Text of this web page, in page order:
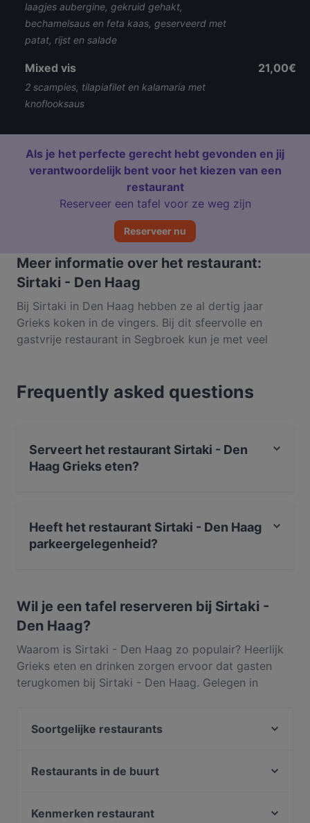
laagjes aubergine, gekruid gehakt,
bechamelsaus en feta kaas, geserveerd met
patat, rijst en salade
Mixed vis
2 scampies, tilapiafilet en kalamaria met
knoflooksaus
21,00€
Als je het perfecte gerecht hebt gevonden en jij
verantwoordelijk bent voor het kiezen van een
restaurant
Reserveer een tafel voor ze weg zijn
Reserveer nu
Meer informatie over het restaurant:
Sirtaki - Den Haag
Bij Sirtaki in Den Haag hebben ze al dertig jaar
Grieks koken in de vingers. Bij dit sfeervolle en
gastvrije restaurant in Segbroek kun je met veel
de stemming te komen, kun je genieten van
verschillende kleinere hapjes zoals Melitzana salad,
voor zowel vlees- als viseters en vegetariërs. De
chefs maken uitsluitend gebruik van kwalitatief
ervan verzekerd dat je aan het Kamperfoelieplein
een authentieke, smaakvolle Griekse maaltijd krijgt
voorgeschoteld. De liefhebbers kunnen uiteraard
Frequently asked questions
Serveert het restaurant Sirtaki - Den
Haag Grieks eten?
Heeft het restaurant Sirtaki - Den Haag
parkeergelegenheid?
Wil je een tafel reserveren bij Sirtaki -
Den Haag?
Waarom is Sirtaki - Den Haag zo populair? Heerlijk
Grieks eten en drinken zorgen ervoor dat gasten
terugkomen bij Sirtaki - Den Haag. Gelegen in
wat Sirtaki - Den Haag onderscheidt van andere
een tafel om van je volgende maaltijd te genieten!
Soortgelijke restaurants
Mad'Ras
Restaurants in de buurt
Restaurant ChouChou
Kenmerken restaurant